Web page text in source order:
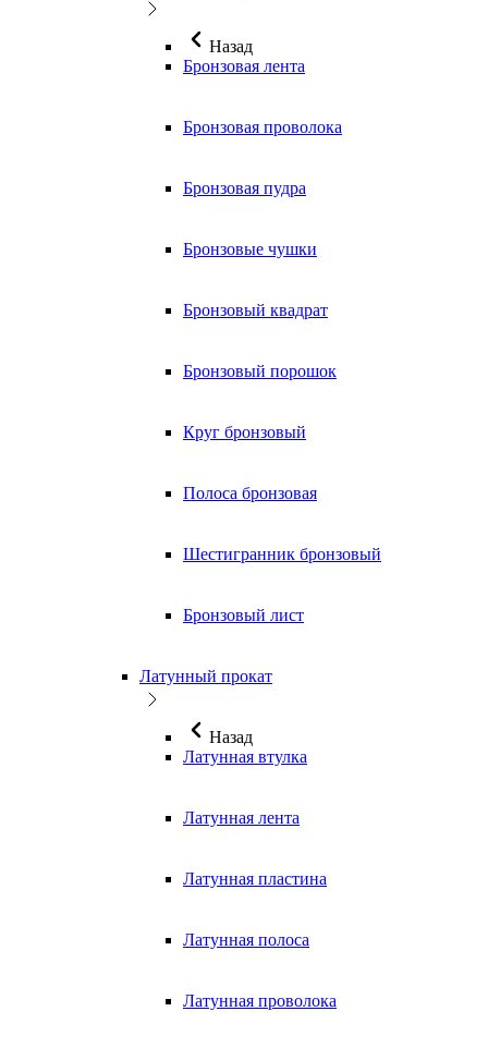
Назад
Бронзовая лента
Бронзовая проволока
Бронзовая пудра
Бронзовые чушки
Бронзовый квадрат
Бронзовый порошок
Круг бронзовый
Полоса бронзовая
Шестигранник бронзовый
Бронзовый лист
Латунный прокат
Назад
Латунная втулка
Латунная лента
Латунная пластина
Латунная полоса
Латунная проволока